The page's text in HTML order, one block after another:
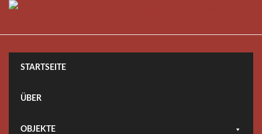
Skip
content
STARTSEITE
ÜBER
OBJEKTE